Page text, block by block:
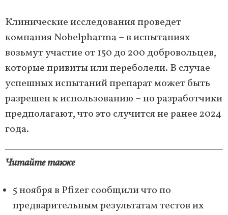
Клинические исследования проведет
компания Nobelpharma – в испытаниях
возьмут участие от 150 до 200 добровольцев,
которые привиты или переболели. В случае
успешных испытаний препарат может быть
разрешен к использованию – но разработчики
предполагают, что это случится не ранее 2024
года.
Читайте также
5 ноября в Pfizer сообщили что по
предварительным результатам тестов их